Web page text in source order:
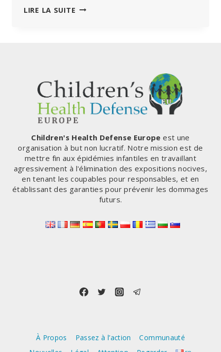
LIRE LA SUITE FAUX
DES
MÉTAUX
LOURDS
ET
DE
L’ADN
DE
RONGEUR
?
Children's Health Defense Europe est une
organisation à but non lucratif. Notre mission est de
mettre fin aux épidémies infantiles en travaillant
agressivement à l'élimination des expositions nocives,
en tenant les coupables pour responsables, et en
établissant des garanties pour prévenir les dommages
futurs.
À Propos Passez à l’action
Communauté